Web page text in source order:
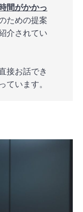
間がかかっ
ための提案
介されてい
接お話でき
ています。